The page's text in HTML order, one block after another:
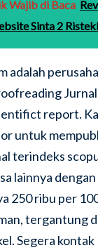
Wajib di Baca
Sinta 2
adalah
report.
untuk
terindeks
lainnya
250 ribu per
tergantung
Segera kontak